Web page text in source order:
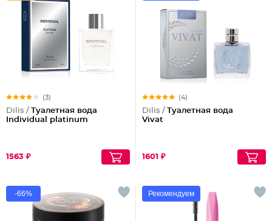
(3)
Dilis / Туалетная вода
Individual platinum
1563 ₽
(4)
Dilis / Туалетная вода
Vivat
1601 ₽
-66% Рекомендуем